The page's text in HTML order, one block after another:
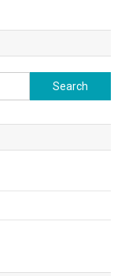
Search
for: